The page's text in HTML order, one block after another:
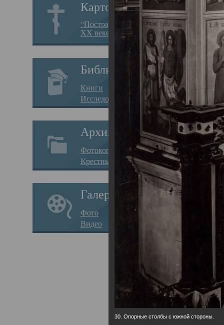
Картотека
“Пострадавшие за веру в
XX веке на Севере”
Библиотека
Книги
Исследования
Архив
Фотокопии дел
Крестные ходы
Галерея
Фото
Видео
30. Опорные столбы с южной стороны.